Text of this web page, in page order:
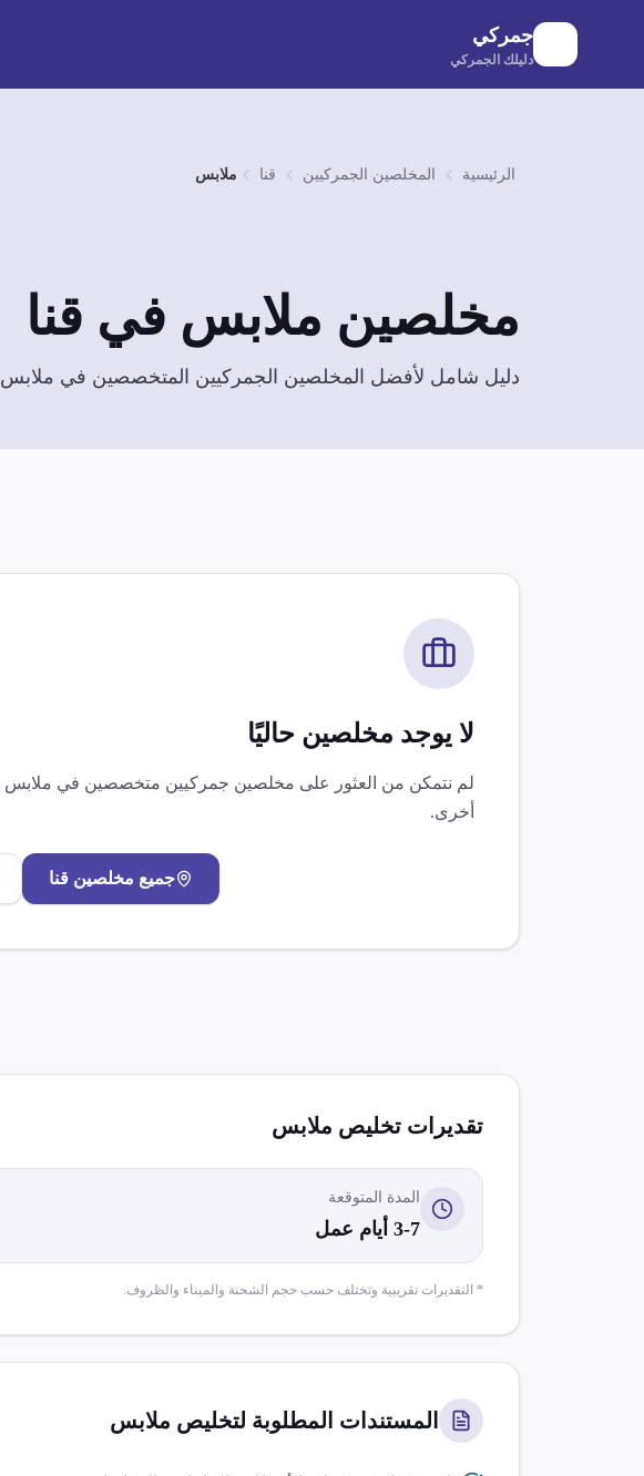
جمركي
دليلك الجمركي
الرئيسية المخلصين الجمركيين قنا ملابس
مخلصين ملابس في قنا
دليل شامل لأفضل المخلصين الجمركيين المتخصصين في ملابس
لا يوجد مخلصين حاليًا
لم نتمكن من العثور على مخلصين جمركيين متخصصين في ملابس
أخرى.
جميع مخلصين قنا
تقديرات تخليص ملابس
المدة المتوقعة
3-7 أيام عمل
* التقديرات تقريبية وتختلف حسب حجم الشحنة والميناء والظروف.
المستندات المطلوبة لتخليص ملابس